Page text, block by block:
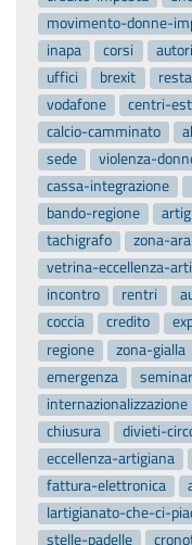
movimento-donne-
inapa
corsi
uffici
brexit
vodafone
centri-
calcio-camminato
sede
violenza-
cassa-integrazione
bando-regione
tachigrafo
zona-
vetrina-eccellenza-
incontro
rentri
coccia
credito
regione
zona-gialla
emergenza
internazionalizzazione
chiusura
divieti-
eccellenza-artigiana
fattura-elettronica
lartigianato-che-ci-
stelle-padelle